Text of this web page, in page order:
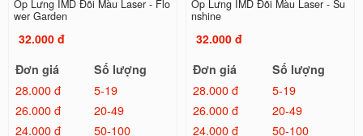
Ốp Lưng IMD Đổi Màu Laser - Flo
wer Garden
32.000 đ
Đơn giá
Số lượng
28.000 đ
5-19
26.000 đ
20-49
24.000 đ
50-100
Ốp Lưng IMD Đổi Màu Laser - Su
nshine
32.000 đ
Đơn giá
Số lượng
28.000 đ
5-19
26.000 đ
20-49
24.000 đ
50-100